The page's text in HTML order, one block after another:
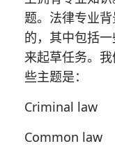
题。法律专业
的，其中包括
来起草任务。
些主题是：
Criminal law
Common law